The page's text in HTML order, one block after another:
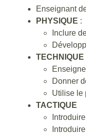
Enseignant
PHYSIQUE :
Inclure
TECHNIQUE
Donner
Utilise le
TACTIQUE